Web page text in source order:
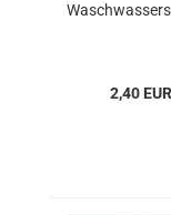
2,40 EUR